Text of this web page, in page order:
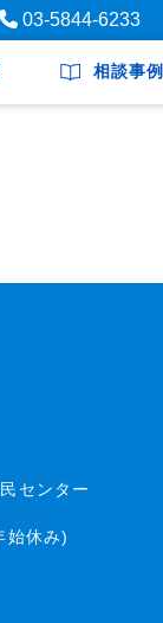
03-5844-6233
相談事例
センター
休み)